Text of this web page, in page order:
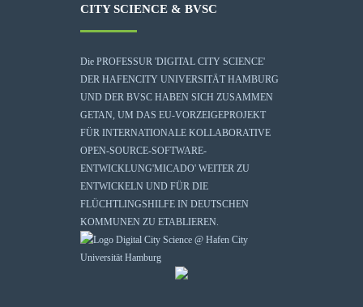
CITY SCIENCE & BVSC
Die PROFESSUR 'DIGITAL CITY SCIENCE'
DER HAFENCITY UNIVERSITÄT HAMBURG
UND DER BVSC HABEN SICH ZUSAMMEN
GETAN, UM DAS EU-VORZEIGEPROJEKT
FÜR INTERNATIONALE KOLLABORATIVE
OPEN-SOURCE-SOFTWARE-
ENTWICKLUNG'MICADO' WEITER ZU
ENTWICKELN UND FÜR DIE
FLÜCHTLINGSHILFE IN DEUTSCHEN
KOMMUNEN ZU ETABLIEREN.